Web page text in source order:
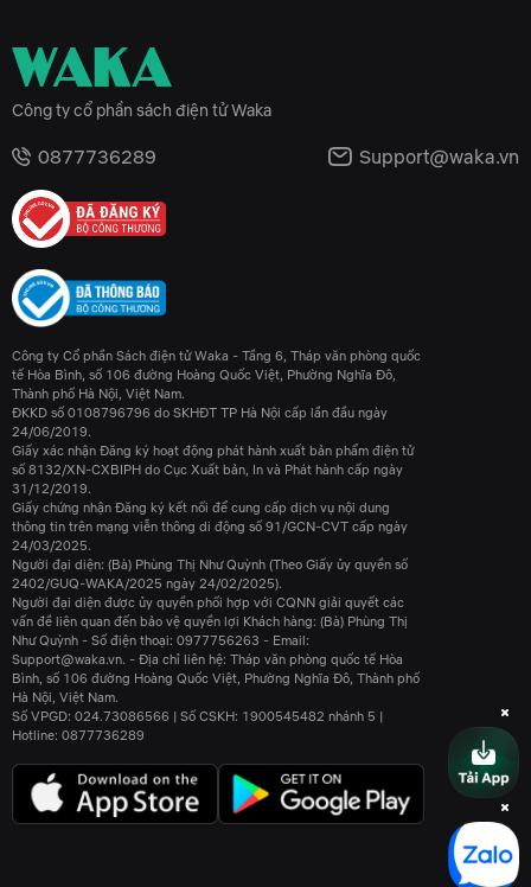
Công ty cổ phần sách điện tử Waka
0877736289 Support@waka.vn
Công ty Cổ phần Sách điện tử Waka - Tầng 6, Tháp văn phòng quốc
tế Hòa Bình, số 106 đường Hoàng Quốc Việt, Phường Nghĩa Đô,
Thành phố Hà Nội, Việt Nam.
ĐKKD số 0108796796 do SKHĐT TP Hà Nội cấp lần đầu ngày
24/06/2019.
Giấy xác nhận Đăng ký hoạt động phát hành xuất bản phẩm điện tử
số 8132/XN-CXBIPH do Cục Xuất bản, In và Phát hành cấp ngày
31/12/2019.
Giấy chứng nhận Đăng ký kết nối để cung cấp dịch vụ nội dung
thông tin trên mạng viễn thông di động số 91/GCN-CVT cấp ngày
24/03/2025.
Người đại diện: (Bà) Phùng Thị Như Quỳnh (Theo Giấy ủy quyền số
2402/GUQ-WAKA/2025 ngày 24/02/2025).
Người đại diện được ủy quyền phối hợp với CQNN giải quyết các
vấn đề liên quan đến bảo vệ quyền lợi Khách hàng: (Bà) Phùng Thị
Như Quỳnh - Số điện thoại: 0977756263 - Email:
Support@waka.vn. - Địa chỉ liên hệ: Tháp văn phòng quốc tế Hòa
Bình, số 106 đường Hoàng Quốc Việt, Phường Nghĩa Đô, Thành phố
Hà Nội, Việt Nam.
Số VPGD: 024.73086566 | Số CSKH: 1900545482 nhánh 5 |
Hotline: 0877736289